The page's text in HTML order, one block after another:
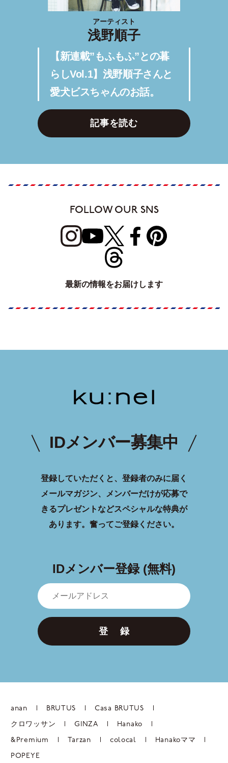
アーティスト
浅野順子
【新連載”もふもふ”との暮
らしVol.1】浅野順子さんと
愛犬ビスちゃんのお話。
記事を読む
FOLLOW OUR SNS
最新の情報をお届けします
IDメンバー募集中
登録していただくと、登録者のみに届く
メールマガジン、メンバーだけが応募で
きるプレゼントなどスペシャルな特典が
あります。 奮ってご登録ください。
IDメンバー登録 (無料)
登 録
anan BRUTUS Casa BRUTUS
クロワッサン GINZA Hanako
&Premium Tarzan colocal Hanakoママ
POPEYE